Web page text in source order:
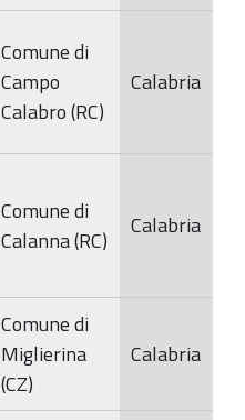
Comune di
Campo
Calabro (RC)
Calabria
Comune di
Calanna (RC)
Calabria
Comune di
Miglierina
(CZ)
Calabria